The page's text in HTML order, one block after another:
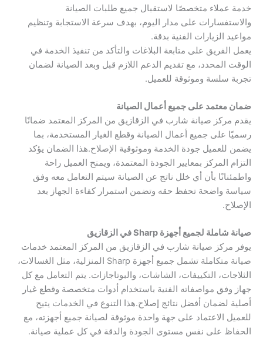
خدمة عملاء متخصصًا لاستقبال جميع طلبات الصيانة
والاستفسارات على مدار اليوم، بهدف سرعة الاستجابة وتنظيم
مواعيد الزيارات الفنية بدقة.
يعمل الفريق على متابعة البلاغات والتأكد من تنفيذ الخدمة في
الوقت المحدد، مع تقديم الدعم اللازم قبل وبعد الصيانة لضمان
تجربة سلسة وموثوقة للعميل.
ضمان معتمد على جميع أعمال الصيانة
يقدم مركز صيانة شارب في الزقازيق من المركز المعتمد ضمانًا
رسميًا على جميع أعمال الصيانة وقطع الغيار المستخدمة، بما
يضمن للعميل جودة الخدمة وموثوقية الإصلاح.هذا الضمان يؤكد
التزام المركز بمعايير الجودة المعتمدة، ويمنح العميل راحة
واطمئنانًا بأن أي خلل ناتج عن الصيانة سيتم التعامل معه وفق
سياسة واضحة تحفظ حقه وتضمن استمرار كفاءة الجهاز بعد
الإصلاح.
صيانة شاملة لجميع أجهزة Sharp في الزقازيق
يوفر مركز صيانة شارب في الزقازيق من المركز المعتمد خدمات
صيانة متكاملة تشمل جميع أجهزة Sharp المنزلية، مثل الغسالات،
الثلاجات، التكييفات، الشاشات، والبوتاجازات. يتم التعامل مع كل
جهاز وفق مواصفاته الفنية باستخدام أدوات متخصصة وقطع غيار
أصلية لضمان أفضل نتائج إصلاح.هذا التنوع في الخدمات يتيح
للعميل الاعتماد على جهة واحدة موثوقة لصيانة جميع أجهزته، مع
الحفاظ على نفس مستوى الجودة والدقة في كل عملية صيانة.